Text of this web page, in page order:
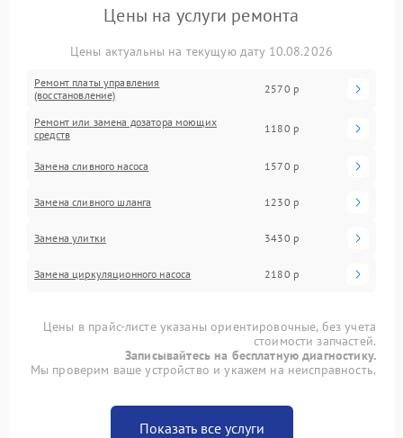
Цены на услуги ремонта
Цены актуальны на текущую дату 10.08.2026
Ремонт платы управления
(восстановление)
2570 р
Ремонт или замена дозатора моющих
средств
1180 р
Замена сливного насоса 1570 р
Замена сливного шланга 1230 р
Замена улитки 3430 р
Замена циркуляционного насоса 2180 р
Цены в прайс-листе указаны ориентировочные, без учета
стоимости запчастей.
Записывайтесь на бесплатную диагностику.
Мы проверим ваше устройство и укажем на неисправность.
Показать все услуги